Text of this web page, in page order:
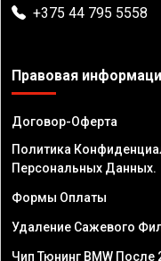
+375 44 795 5558
Правовая
Договор-Оферта
Политика
Персональных Данных.
Формы Оплаты
Удаление Сажевого
Чип Тюнинг BMW После